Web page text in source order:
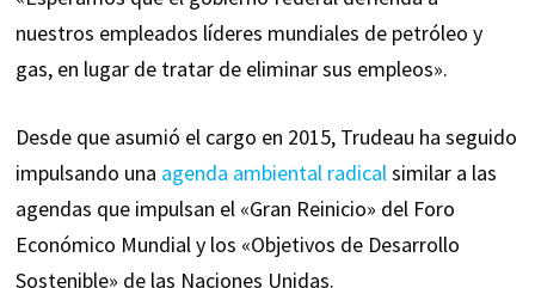
nuestros empleados líderes mundiales de petróleo y
gas, en lugar de tratar de eliminar sus empleos».
Desde que asumió el cargo en 2015, Trudeau ha seguido
impulsando una agenda ambiental radicalsimilar a las
agendas que impulsan el «Gran Reinicio» del Foro
Económico Mundial y los «Objetivos de Desarrollo
Sostenible» de las Naciones Unidas.